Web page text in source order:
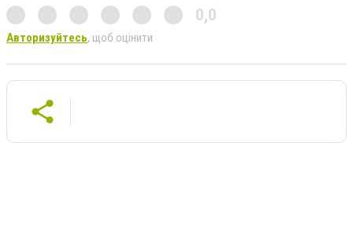
0,0
Авторизуйтесь, щоб оцінити